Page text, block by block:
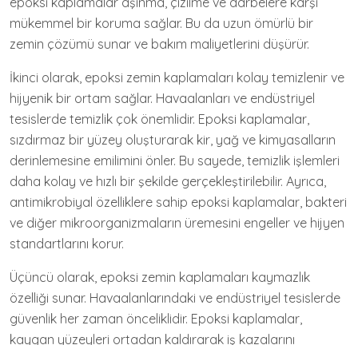
mükemmel bir koruma sağlar. Bu da uzun ömürlü bir
zemin çözümü sunar ve bakım maliyetlerini düşürür.
İkinci olarak, epoksi zemin kaplamaları kolay temizlenir ve
hijyenik bir ortam sağlar. Havaalanları ve endüstriyel
tesislerde temizlik çok önemlidir. Epoksi kaplamalar,
sızdırmaz bir yüzey oluşturarak kir, yağ ve kimyasalların
derinlemesine emilimini önler. Bu sayede, temizlik işlemleri
daha kolay ve hızlı bir şekilde gerçekleştirilebilir. Ayrıca,
antimikrobiyal özelliklere sahip epoksi kaplamalar, bakteri
ve diğer mikroorganizmaların üremesini engeller ve hijyen
standartlarını korur.
Üçüncü olarak, epoksi zemin kaplamaları kaymazlık
özelliği sunar. Havaalanlarındaki ve endüstriyel tesislerde
güvenlik her zaman önceliklidir. Epoksi kaplamalar,
kaygan yüzeyleri ortadan kaldırarak iş kazalarını